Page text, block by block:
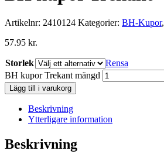
Artikelnr: 2410124 Kategorier: BH-Kupor,
57.95 kr.
Storlek
Rensa
BH kupor Trekant mängd
Lägg till i varukorg
Beskrivning
Ytterligare information
Beskrivning